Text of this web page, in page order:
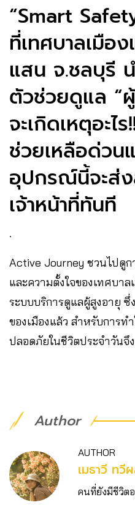
“Smart
ที่เทศบาลเมือ
แสน จ.ชลบุรี
ตัวช่วยดูแล “
จะเกิดเหตุอะไ
ช่วยเหลือด่วน
อุปกรณ์นี้จะส่
เจ้าหน้าที่ทันที
.
Active Journey ชวนไปดู
และความตั้งใจของเทศบา
ระบบบริการดูแลผู้สูงอายุ
ของเมืองแล้ว สำหรับการท
ปลอดภัยในชีวิตประจำวันจึ
Author
AUTHOR
เมธาวี ทวี
คนที่ยังมีชีวิตอ